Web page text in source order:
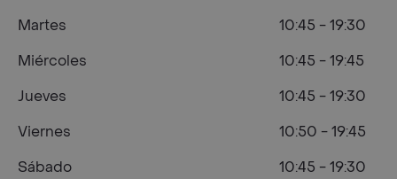
Martes
10:45 - 19:30
Miércoles
10:45 - 19:45
Jueves
10:45 - 19:30
Viernes
10:50 - 19:45
Sábado
10:45 - 19:30